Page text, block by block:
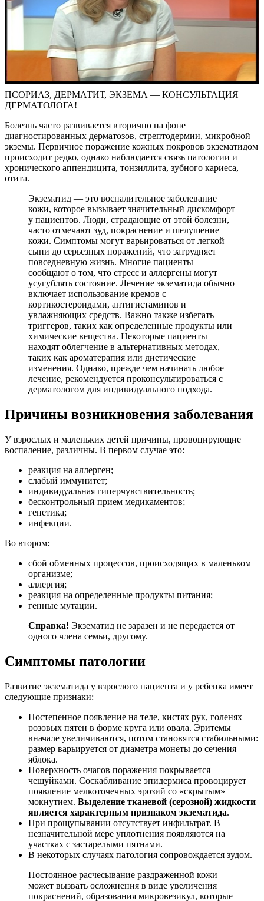
ПСОРИАЗ, ДЕРМАТИТ, ЭКЗЕМА — КОНСУЛЬТАЦИЯ
ДЕРМАТОЛОГА!
Болезнь часто развивается вторично на фоне
диагностированных дерматозов, стрептодермии, микробной
экземы. Первичное поражение кожных покровов экзематидом
происходит редко, однако наблюдается связь патологии и
хронического аппендицита, тонзиллита, зубного кариеса,
отита.
Экзематид — это воспалительное заболевание
кожи, которое вызывает значительный дискомфорт
у пациентов. Люди, страдающие от этой болезни,
часто отмечают зуд, покраснение и шелушение
кожи. Симптомы могут варьироваться от легкой
сыпи до серьезных поражений, что затрудняет
повседневную жизнь. Многие пациенты
сообщают о том, что стресс и аллергены могут
усугублять состояние. Лечение экзематида обычно
включает использование кремов с
кортикостероидами, антигистаминов и
увлажняющих средств. Важно также избегать
триггеров, таких как определенные продукты или
химические вещества. Некоторые пациенты
находят облегчение в альтернативных методах,
таких как ароматерапия или диетические
изменения. Однако, прежде чем начинать любое
лечение, рекомендуется проконсультироваться с
дерматологом для индивидуального подхода.
Причины возникновения заболевания
У взрослых и маленьких детей причины, провоцирующие
воспаление, различны. В первом случае это:
реакция на аллерген;
слабый иммунитет;
индивидуальная гиперчувствительность;
бесконтрольный прием медикаментов;
генетика;
инфекции.
Во втором:
сбой обменных процессов, происходящих в маленьком
организме;
аллергия;
реакция на определенные продукты питания;
генные мутации.
Справка! Экзематид не заразен и не передается от
одного члена семьи, другому.
Симптомы патологии
Развитие экзематида у взрослого пациента и у ребенка имеет
следующие признаки:
Постепенное появление на теле, кистях рук, голенях
розовых пятен в форме круга или овала. Эритемы
вначале увеличиваются, потом становятся стабильными:
размер варьируется от диаметра монеты до сечения
яблока.
Поверхность очагов поражения покрывается
чешуйками. Соскабливание эпидермиса провоцирует
появление мелкоточечных эрозий со «скрытым»
мокнутием. Выделение тканевой (серозной) жидкости
является характерным признаком экзематида.
При прощупывании отсутствует инфильтрат. В
незначительной мере уплотнения появляются на
участках с застарелыми пятнами.
В некоторых случаях патология сопровождается зудом.
Постоянное расчесывание раздраженной кожи
может вызвать осложнения в виде увеличения
покраснений, образования микровезикул, которые